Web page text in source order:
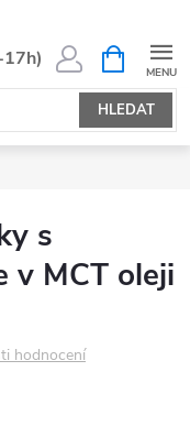
HLEDAT
NÁKUPNÍ
KOŠÍK
s
v MCT oleji
hodnocení